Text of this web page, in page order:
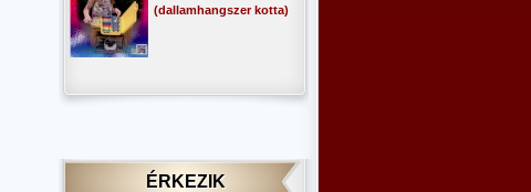
(dallamhangszer kotta)
ÉRKEZIK